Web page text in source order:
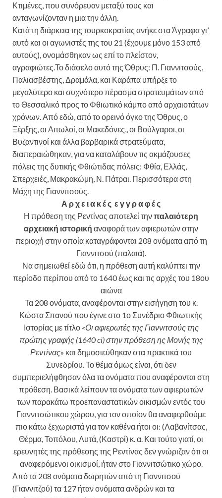
Κτιμένες, που συνόρευαν μεταξύ τους και
ανταγωνίζονταν η μια την άλλη.
Κατά τη διάρκεια της τουρκοκρατίας ανήκε στα Άγραφα γι’
αυτό και οι αγωνιστές της του 21 (έχουμε μόνο 153 από
αυτούς), ονομάσθηκαν ως επί το πλείστον,
αγραφιώτες.Το διάσελο αυτό της Όθρυς: Π. Γιαννιτσούς,
Παλιασβέστης, Δραμάλα, και Καράπα υπήρξε το
μεγαλύτερο και συχνότερο πέρασμα στρατευμάτων από
το Θεσσαλικό προς το Φθιωτικό κάμπο από αρχαιοτάτων
χρόνων. Από εδώ, από το ορεινό όγκο της Όθρυς, ο
Ξέρξης, οι Αιτωλοί, οι Μακεδόνες,, οι Βούλγαροι, οι
Βυζαντινοί και άλλα βαρβαρικά στρατεύματα,
διαπεραιώθηκαν, για να καταλάβουν τις ακμάζουσες
πόλεις της δυτικής Φθιώτιδας πόλεις: Φθία, Ελλάς,
Σπερχειές, Μακρακώμη, Ν. Πάτραι. Περισσότερα στη
Μάχη της Γιαννιτσούς.
Α ρ χ ε ι α κ έ ς ε γ γ ρ α φ έ ς
Η πρόθεση της Ρεντίνας αποτελεί τηνπαλαιότερη
αρχειακή ιστορική αναφορά των αφιερωτών στην
περιοχή στην οποία καταγράφονται 208 ονόματα από τη
Γιαννιτσού (παλαιά).
Να σημειωθεί εδώ ότι, η πρόθεση αυτή καλύπτει την
περίοδο περίπου από το 1640 έως και τις αρχές του 18ου
αιώνα
Τα 208 ονόματα, αναφέρονται στην εισήγηση του κ.
Κώστα Σπανού που έγινε στο 1ο Συνέδριο Φθιωτικής
Ιστορίας με τίτλο «Οι αφιερωτές της Γιαννιτσούς της
πρώτης γραφής (1640 ci) στην πρόθεση ης Μονής της
Ρεντίνας» και δημοσιεύθηκαν στα πρακτικά του
Συνεδρίου. Το θέμα όμως είναι, ότι δεν
συμπεριελήφθησαν όλα τα ονόματα που αναφέρονται στη
πρόθεση. Βασικά λείπουν τα ονόματα των αφιερωτών
των παρακάτω προεπαναστατικών οικισμών εντός του
Γιαννιτσώτικου χώρου, για τον οποίον θα αναφερθούμε
πιο κάτω ξεχωριστά για τον καθένα ήτοι οι: (Λαβανίτσας,
Θέρμα, Τοπόλου, Λυτά, (Καστρί) κ. α. Και τούτο γιατί, οι
ερευνητές της πρόθεσης της Ρεντίνας δεν γνώριζαν ότι οι
αναφερόμενοι οικισμοί, ήταν στο Γιαννιτσώτικο χώρο.
Από τα 208 ονόματα δωρητών από τη Γιαννιτσού
(Γιαννιτζού) τα 127 ήταν ονόματα ανδρών και τα